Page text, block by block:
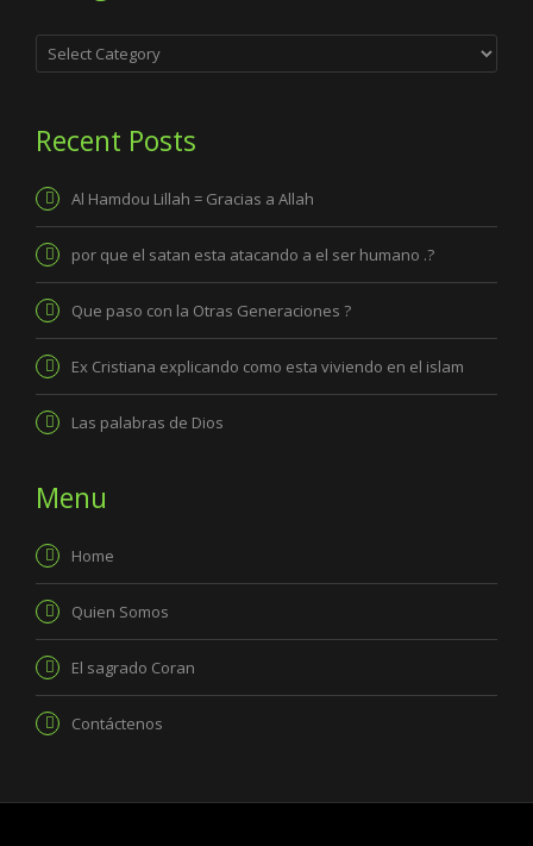
Categories
Recent Posts
Al Hamdou Lillah = Gracias a Allah
por que el satan esta atacando a el ser humano .?
Que paso con la Otras Generaciones ?
Ex Cristiana explicando como esta viviendo en el islam
Las palabras de Dios
Menu
Home
Quien Somos
El sagrado Coran
Contáctenos